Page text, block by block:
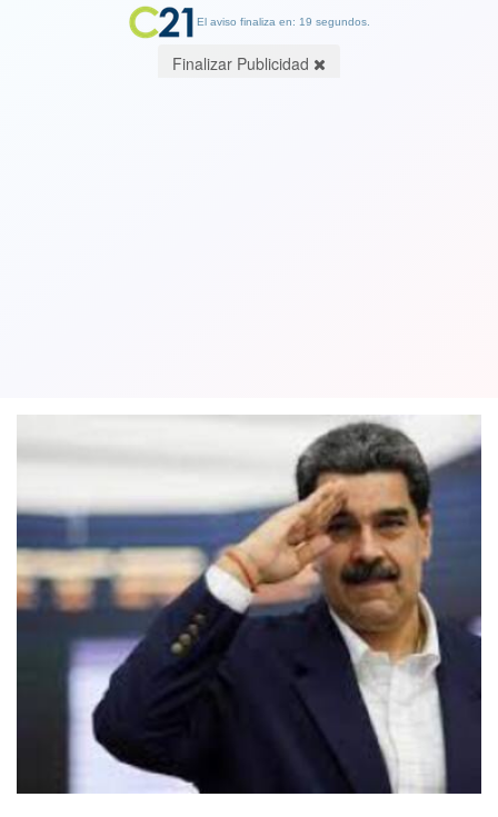
El aviso finaliza en: 18 segundos.
Finalizar Publicidad